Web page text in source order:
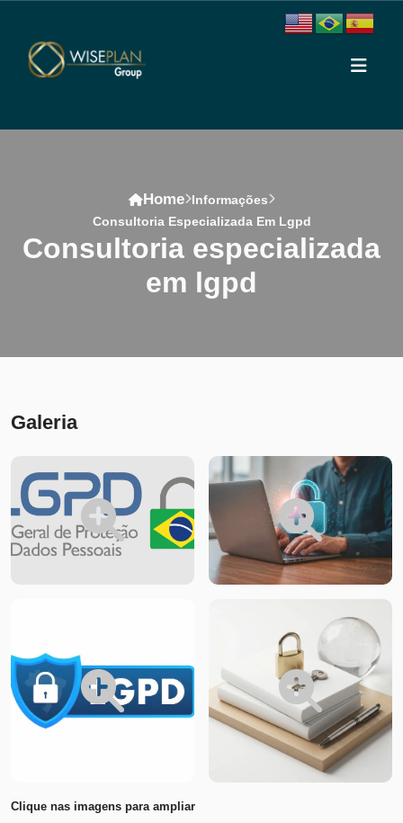
Home Informações
Consultoria Especializada Em Lgpd
consultoria especializada
em lgpd
Galeria
Clique nas imagens para ampliar